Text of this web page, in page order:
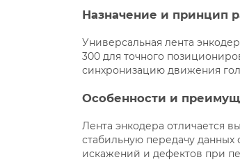
Назначение и принцип
Универсальная лента
300 для точного
синхронизацию движения
Особенности и
Лента энкодера отличается
стабильную передачу
искажений и дефектов при